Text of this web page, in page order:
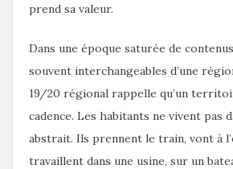
prend sa valeur.
Dans une époque saturée de
souvent interchangeables d’une
19/20 régional rappelle qu’un
cadence. Les habitants ne vivent pas
abstrait. Ils prennent le train, vont à
travaillent dans une usine, sur un